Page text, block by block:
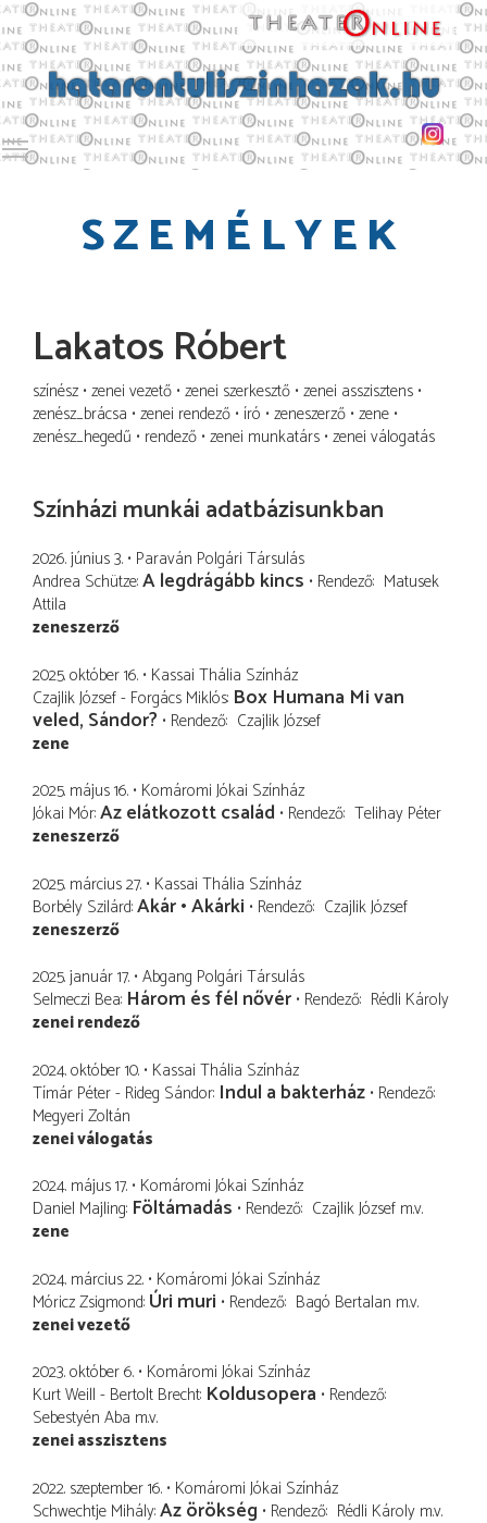
Toggle main menu visibility
SZEMÉLYEK
Lakatos Róbert
színész zenei vezető zenei szerkesztő zenei asszisztens
zenész_brácsa zenei rendező író zeneszerző zene
zenész_hegedű rendező zenei munkatárs zenei válogatás
Színházi munkái adatbázisunkban
2026. június 3. Paraván Polgári Társulás
Andrea Schütze A legdrágább kincs Rendező Matusek
Attila
zeneszerző
2025. október 16. Kassai Thália Színház
Czajlik József - Forgács Miklós Box Humana Mi van
veled, Sándor? Rendező Czajlik József
zene
2025. május 16. Komáromi Jókai Színház
Jókai Mór Az elátkozott család Rendező Telihay Péter
zeneszerző
2025. március 27. Kassai Thália Színház
Borbély Szilárd Akár • Akárki Rendező Czajlik József
zeneszerző
2025. január 17. Abgang Polgári Társulás
Selmeczi Bea Három és fél nővér Rendező Rédli Károly
zenei rendező
2024. október 10. Kassai Thália Színház
Tímár Péter - Rideg Sándor Indul a bakterház Rendező
Megyeri Zoltán
zenei válogatás
2024. május 17. Komáromi Jókai Színház
Daniel Majling Föltámadás Rendező Czajlik József m.v.
zene
2024. március 22. Komáromi Jókai Színház
Móricz Zsigmond Úri muri Rendező Bagó Bertalan m.v.
zenei vezető
2023. október 6. Komáromi Jókai Színház
Kurt Weill - Bertolt Brecht Koldusopera Rendező
Sebestyén Aba m.v.
zenei asszisztens
2022. szeptember 16. Komáromi Jókai Színház
Schwechtje Mihály Az örökség Rendező Rédli Károly m.v.